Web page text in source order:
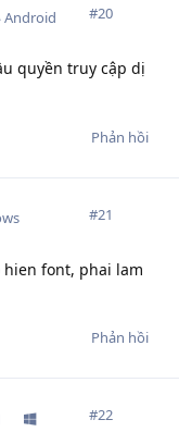
#20
Android
quyền truy cập dị
Phản hồi
#21
font, phai lam
Phản hồi
#22